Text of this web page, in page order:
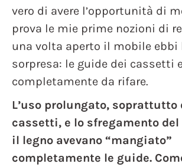
vero di avere l’opportunità di
prova le mie prime nozioni di
una volta aperto il mobile ebbi
sorpresa: le guide dei cassetti
completamente da rifare.
L’uso prolungato,
cassetti, e lo sfregamento
il legno avevano “mangiato”
completamente le guide.